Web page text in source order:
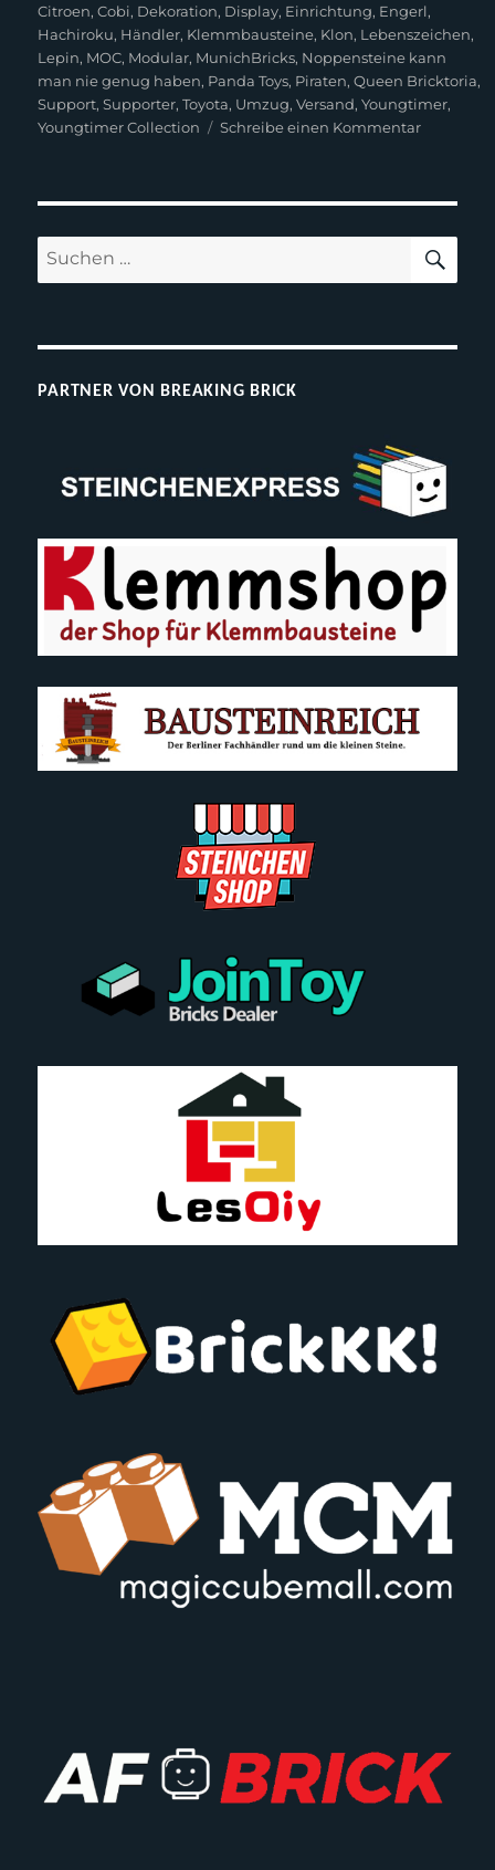
Citroen,Cobi, Dekoration, Display, Einrichtung, Engerl,
Hachiroku, Händler, Klemmbausteine, Klon, Lebenszeichen,
Lepin, MOC, Modular, MunichBricks, Noppensteine kann
man nie genug haben, Panda Toys, Piraten,Queen Bricktoria,
Support,Supporter,Toyota, Umzug,Versand,Youngtimer,
Youngtimer Collection
Schreibe einen Kommentarzu
Suchen
nach:
PARTNER VON BREAKING BRICK